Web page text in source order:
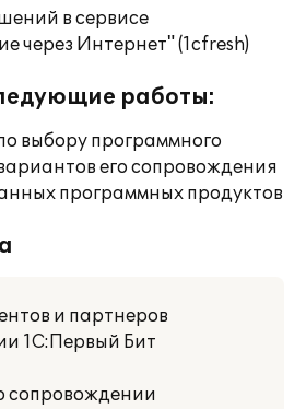
в сервисе
через Интернет" (1cfresh)
работы:
выбору программного
его сопровождения
программных продуктов
и партнеров
1С:Первый Бит
сопровождении